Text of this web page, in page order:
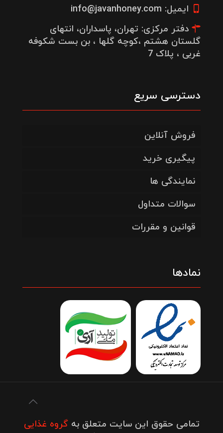
ایمیل: info@javanhoney.com
دفتر مرکزی: تهران، پاسداران، انتهای
گلستان هشتم ،کوچه گلها ، بن بست شکوفه
غربی ، پلاک 7
دسترسی سریع
فروش آنلاین
پیگیری خرید
نمایندگی ها
سوالات متداول
قوانین و مقررات
نمادها
تمامی حقوق این سایت متعلق بهگروه غذایی